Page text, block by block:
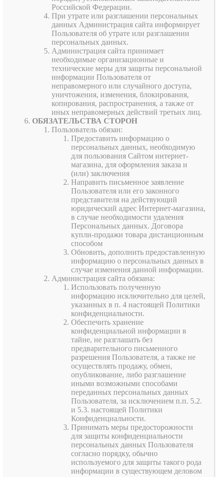
Российской Федерации.
При утрате или разглашении персональных
данных Администрация сайта информирует
Пользователя об утрате или разглашении
персональных данных.
Администрация сайта принимает
необходимые организационные и
технические меры для защиты персональной
информации Пользователя от
неправомерного или случайного доступа,
уничтожения, изменения, блокирования,
копирования, распространения, а также от
иных неправомерных действий третьих лиц.
ОБЯЗАТЕЛЬСТВА СТОРОН
Пользователь обязан:
Предоставить информацию о
персональных данных, необходимую
для пользования Сайтом интернет-
магазина, для оформления заказа и
(или) заключения
Направить письменное заявление
Пользователя или его законного
представителя на действующий
юридический адрес Интернет-магазина,
в случае необходимости удаления
Персональных данных. Договора
купли-продажи товара дистанционным
способом
Обновить, дополнить предоставленную
информацию о персональных данных в
случае изменения данной информации.
Администрация сайта обязана:
Использовать полученную
информацию исключительно для целей,
указанных в п. 4 настоящей Политики
конфиденциальности.
Обеспечить хранение
конфиденциальной информации в
тайне, не разглашать без
предварительного письменного
разрешения Пользователя, а также не
осуществлять продажу, обмен,
опубликование, либо разглашение
иными возможными способами
переданных персональных данных
Пользователя, за исключением п.п. 5.2.
и 5.3. настоящей Политики
Конфиденциальности.
Принимать меры предосторожности
для защиты конфиденциальности
персональных данных Пользователя
согласно порядку, обычно
используемого для защиты такого рода
информации в существующем деловом